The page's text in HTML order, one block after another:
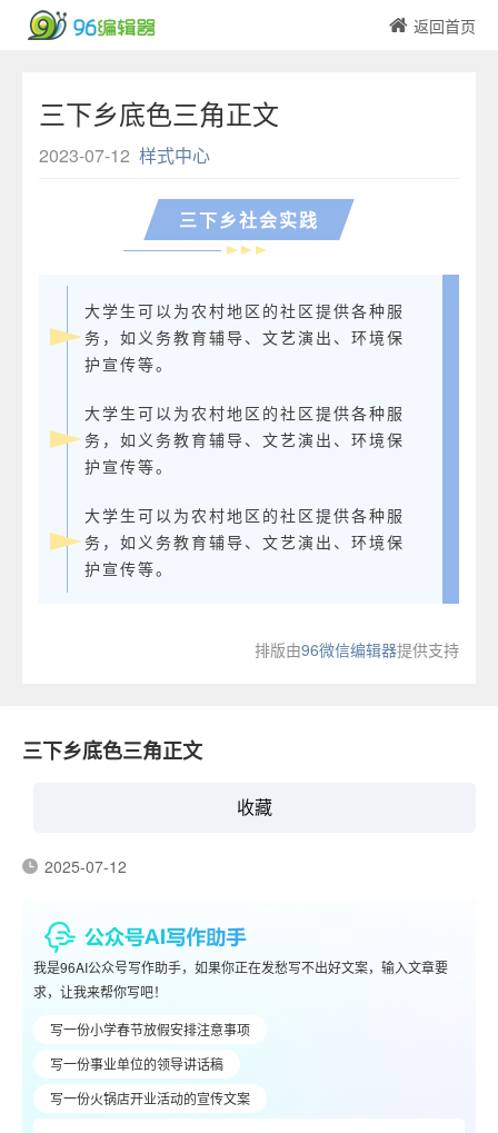
返回首页
三下乡底色三角正文
2023-07-12 样式中心
三下乡社会实践
大学生可以为农村地区的社区提供各种服
务，如义务教育辅导、文艺演出、环境保
护宣传等。
大学生可以为农村地区的社区提供各种服
务，如义务教育辅导、文艺演出、环境保
护宣传等。
大学生可以为农村地区的社区提供各种服
务，如义务教育辅导、文艺演出、环境保
护宣传等。
排版由96微信编辑器提供支持
三下乡底色三角正文
收藏
2025-07-12
我是96AI公众号写作助手，如果你正在发愁写不出好文案，输入文章要
求，让我来帮你写吧！
写一份小学春节放假安排注意事项
写一份事业单位的领导讲话稿
写一份火锅店开业活动的宣传文案